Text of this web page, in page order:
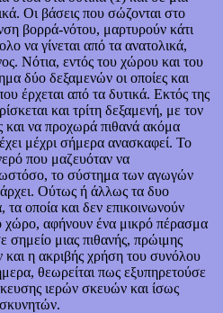
Οι βάσεις που σώζονται στο
βορρά-νότου, μαρτυρούν κάτι
να γίνεται από τα ανατολικά,
Νότια, εντός του χώρου και του
δύο δεξαμενών οι οποίες και
έρχεται από τα δυτικά. Εκτός της
και τρίτη δεξαμενή, με τον
και να προχωρά πιθανά ακόμα
μέχρι σήμερα ανασκαφεί. Το
που μαζευόταν να
ωστόσο, το σύστημα των αγωγών
Ούτως ή άλλως τα δυο
οποία και δεν επικοινωνούν
χώρο, αφήνουν ένα μικρό πέρασμα
σημείο μιας πιθανής, πρώιμης
και η ακριβής χρήση του συνόλου
θεωρείται πως εξυπηρετούσε
ιερών σκευών και ίσως